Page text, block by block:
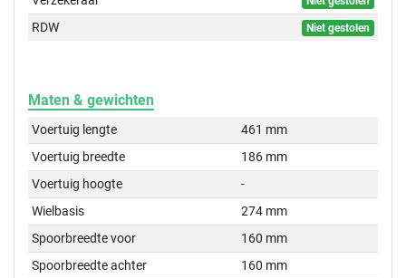
RDW Niet gestolen
Maten & gewichten
Voertuig lengte
461 mm
Voertuig breedte
186 mm
Voertuig hoogte
-
Wielbasis
274 mm
Spoorbreedte voor
160 mm
Spoorbreedte achter
160 mm